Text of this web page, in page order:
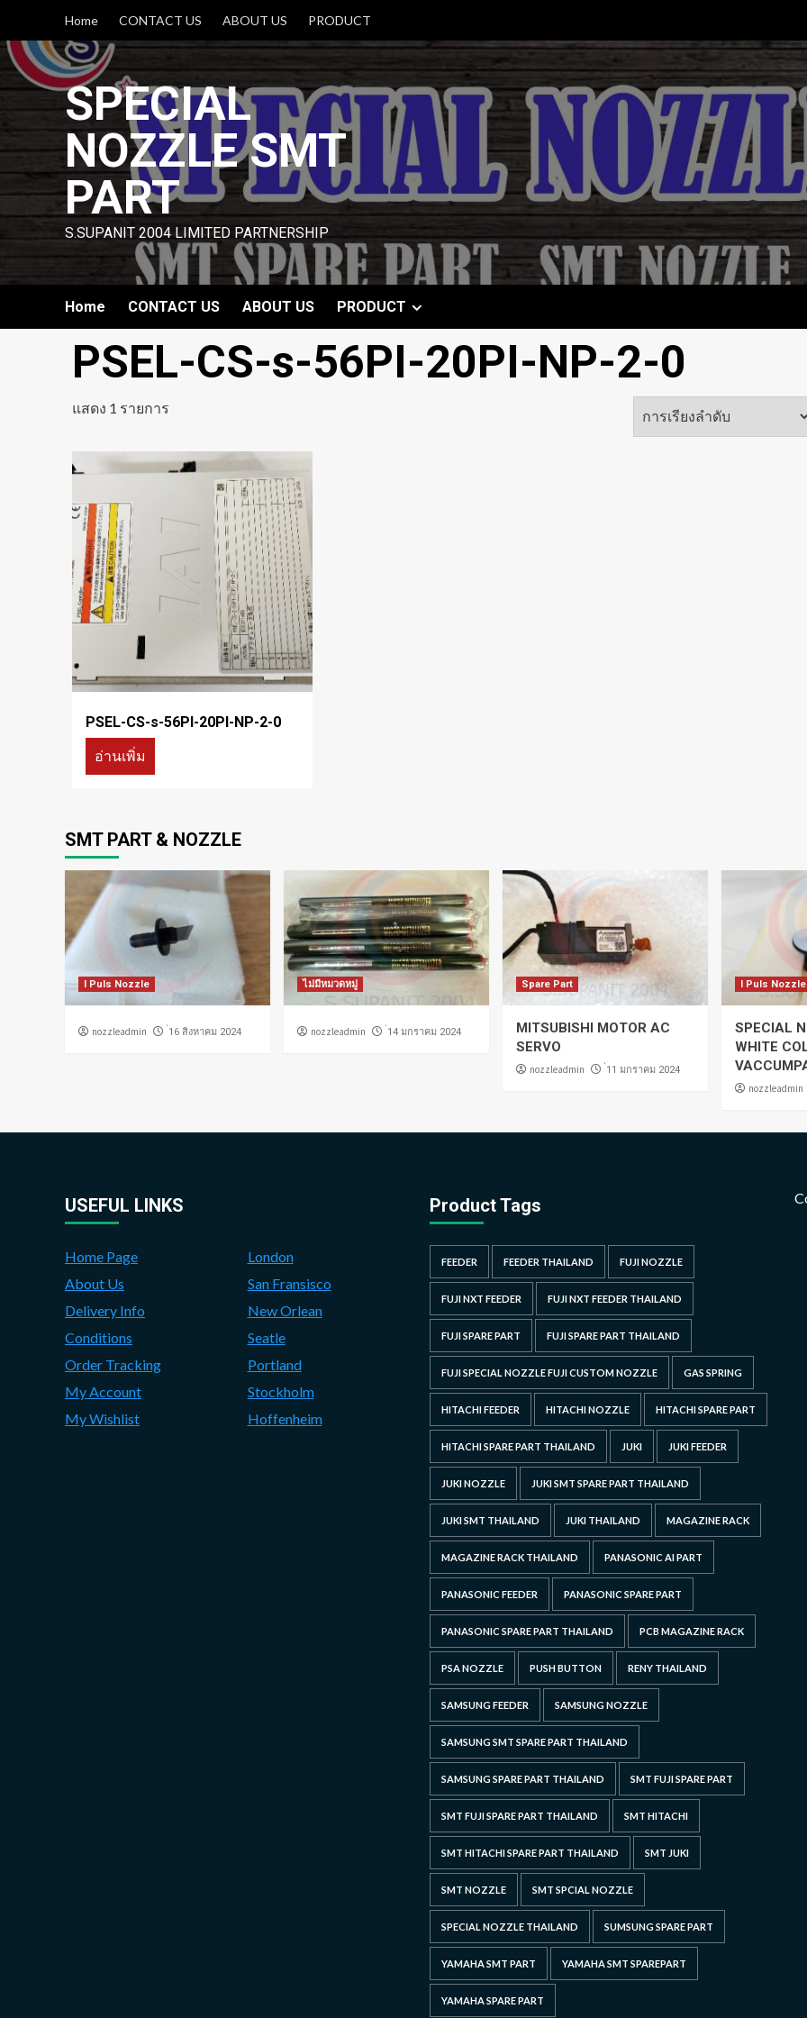
content
Home CONTACT US ABOUT US PRODUCT
SPECIAL
NOZZLE SMT
PART
S.SUPANIT 2004 LIMITED PARTNERSHIP
Home CONTACT US ABOUT US PRODUCT
PSEL-CS-s-56PI-20PI-NP-2-0
แสดง 1 รายการ
PSEL-CS-s-56PI-20PI-NP-2-0
อ่านเพิ่ม
SMT PART & NOZZLE
I Puls Nozzle
nozzleadmin ่16 สิงหาคม 2024
ไม่มีหมวดหมู่
nozzleadmin ่14 มกราคม 2024
Spare Part
MITSUBISHI MOTOR AC
SERVO
nozzleadmin ่11 มกราคม 2024
I Puls Nozzle
SPECIAL
WHITE
nozzleadmin
USEFUL LINKS
Home Page
About Us
Delivery Info
Conditions
Order Tracking
My Account
My Wishlist
London
San Fransisco
New Orlean
Seatle
Portland
Stockholm
Hoffenheim
Product Tags
FEEDER FEEDER THAILAND FUJI NOZZLE
FUJI NXT FEEDER FUJI NXT FEEDER THAILAND
FUJI SPARE PART FUJI SPARE PART THAILAND
FUJI SPECIAL NOZZLE FUJI CUSTOM NOZZLE GAS SPRING
HITACHI FEEDER HITACHI NOZZLE HITACHI SPARE PART
HITACHI SPARE PART THAILAND JUKI JUKI FEEDER
JUKI NOZZLE JUKI SMT SPARE PART THAILAND
JUKI SMT THAILAND JUKI THAILAND MAGAZINE RACK
MAGAZINE RACK THAILAND PANASONIC AI PART
PANASONIC FEEDER PANASONIC SPARE PART
PANASONIC SPARE PART THAILAND PCB MAGAZINE RACK
PSA NOZZLE PUSH BUTTON RENY THAILAND
SAMSUNG FEEDER SAMSUNG NOZZLE
SAMSUNG SMT SPARE PART THAILAND
SAMSUNG SPARE PART THAILAND SMT FUJI SPARE PART
SMT FUJI SPARE PART THAILAND SMT HITACHI
SMT HITACHI SPARE PART THAILAND SMT JUKI
SMT NOZZLE SMT SPCIAL NOZZLE
SPECIAL NOZZLE THAILAND SUMSUNG SPARE PART
YAMAHA SMT PART YAMAHA SMT SPAREPART
YAMAHA SPARE PART